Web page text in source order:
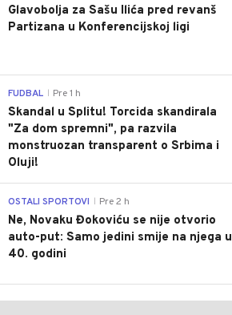
Glavobolja za Sašu Ilića pred revanš
Partizana u Konferencijskoj ligi
FUDBAL Pre 1 h
Skandal u Splitu! Torcida skandirala
"Za dom spremni", pa razvila
monstruozan transparent o Srbima i
Oluji!
OSTALI SPORTOVI Pre 2 h
Ne, Novaku Đokoviću se nije otvorio
auto-put: Samo jedini smije na njega u
40. godini